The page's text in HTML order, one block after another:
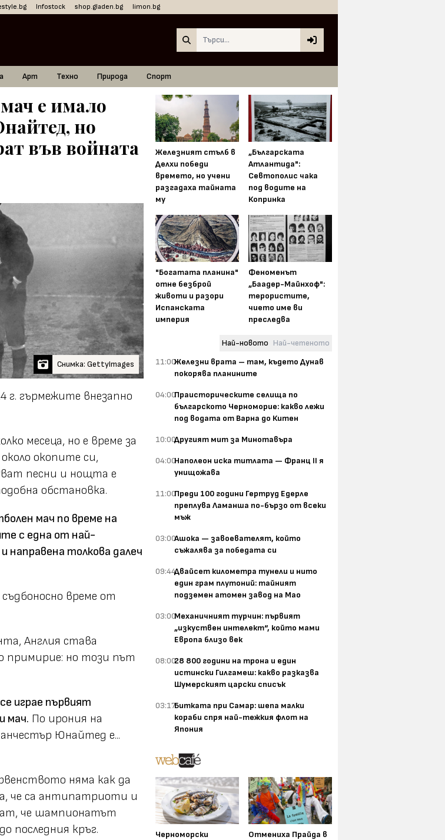
Infostock shop.gladen.bg limon.bg
Арт Техно Природа Спорт
е имало
но
във войната
Снимка: GettyImages
г. гърмежите внезапно
месеца, но е време за
окопите си,
песни и нощта е
обстановка.
мач по време на
с една от най-
направена толкова далеч
време от
Англия става
примирие: но този път
играе първият
мач. По ирония на
Юнайтед е...
няма как да
че са антипатриоти и
че шампионатът
последния кръг.
Железният стълб в
Делхи победи
времето, но учени
разгадаха тайната
му
„Българската
Атлантида":
Севтополис чака
под водите на
Копринка
"Богатата планина"
отне безброй
животи и разори
Испанската
империя
Феноменът
„Баадер-Майнхоф":
терористите,
чието име ви
преследва
Най-новото Най-четеното
11:00Железни врата – там, където Дунав
покорява планините
04:00Праисторическите селища по
българското Черноморие: какво лежи
под водата от Варна до Китен
10:00Другият мит за Минотавъра
04:00Наполеон иска титлата — Франц II я
унищожава
11:00Преди 100 години Гертруд Едерле
преплува Ламанша по-бързо от всеки
мъж
03:00Ашока — завоевателят, който
съжалява за победата си
09:44Двайсет километра тунели и нито
един грам плутоний: тайният
подземен атомен завод на Мао
03:00Механичният турчин: първият
„изкуствен интелект“, който мами
Европа близо век
08:0028 800 години на трона и един
истински Гилгамеш: какво разказва
Шумерският царски списък
03:17Битката при Самар: шепа малки
кораби спря най-тежкия флот на
Япония
Черноморски
Отмениха Прайда в